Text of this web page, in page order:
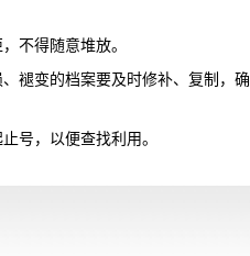
不得随意堆放。
褪变的档案要及时修补、复制，确
号，以便查找利用。